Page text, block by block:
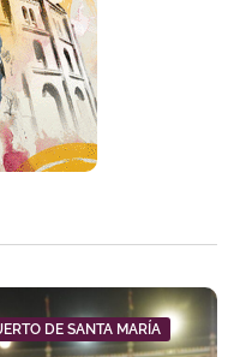
DE SANTA MARÍA